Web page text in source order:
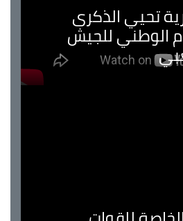
تحيي الذكرى
الوطني للجيش